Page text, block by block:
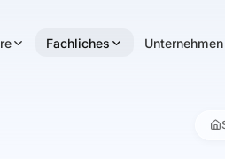
Fachliches Unternehmen